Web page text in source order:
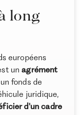
banque privée.
et sélection
marché, dans
terme.
long
européens
unagrément
fonds de
juridique,
d'un cadre